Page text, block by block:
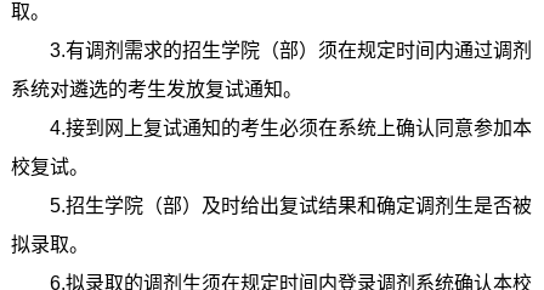
取。
3.有调剂需求的招生学院（部）须在规定时间内通过调剂
系统对遴选的考生发放复试通知。
4.接到网上复试通知的考生必须在系统上确认同意参加本
校复试。
5.招生学院（部）及时给出复试结果和确定调剂生是否被
拟录取。
6.拟录取的调剂生须在规定时间内登录调剂系统确认本校